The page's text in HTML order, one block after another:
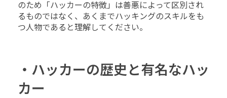
のため「ハッカーの特徴」は善悪によって区別され
るものではなく、あくまでハッキングのスキルをも
つ人物であると理解してください。
・ハッカーの歴史と有名なハッ
カー